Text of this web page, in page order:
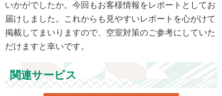
いかがでしたか。今回もお客様情報をレポートとしてお
届けしました。これからも見やすいレポートを心がけて
掲載してまいりますので、空室対策のご参考にしていた
だけますと幸いです。
関連サービス